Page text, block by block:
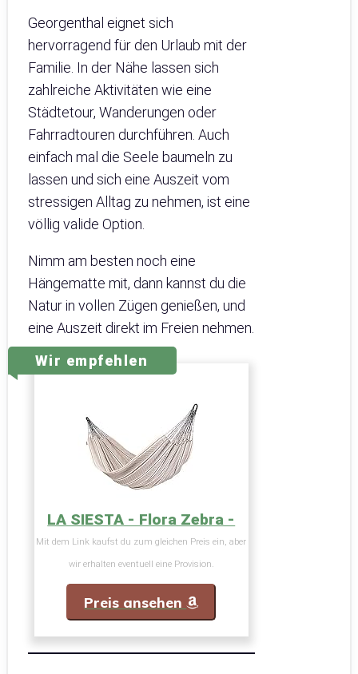
Georgenthal eignet sich
hervorragend für den Urlaub mit der
Familie. In der Nähe lassen sich
zahlreiche Aktivitäten wie eine
Städtetour, Wanderungen oder
Fahrradtouren durchführen. Auch
einfach mal die Seele baumeln zu
lassen und sich eine Auszeit vom
stressigen Alltag zu nehmen, ist eine
völlig valide Option.
Nimm am besten noch eine
Hängematte mit, dann kannst du die
Natur in vollen Zügen genießen, und
eine Auszeit direkt im Freien nehmen.
Wir empfehlen
LA SIESTA - Flora Zebra -
Mit dem Link kaufst du zum gleichen Preis ein, aber
wir erhalten eventuell eine Provision.
Preis ansehen